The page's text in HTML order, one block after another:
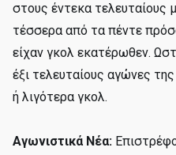
στους έντεκα τελευταίους
τέσσερα από τα πέντε
είχαν γκολ εκατέρωθεν.
έξι τελευταίους αγώνες
ή λιγότερα γκολ.
Αγωνιστικά Νέα: